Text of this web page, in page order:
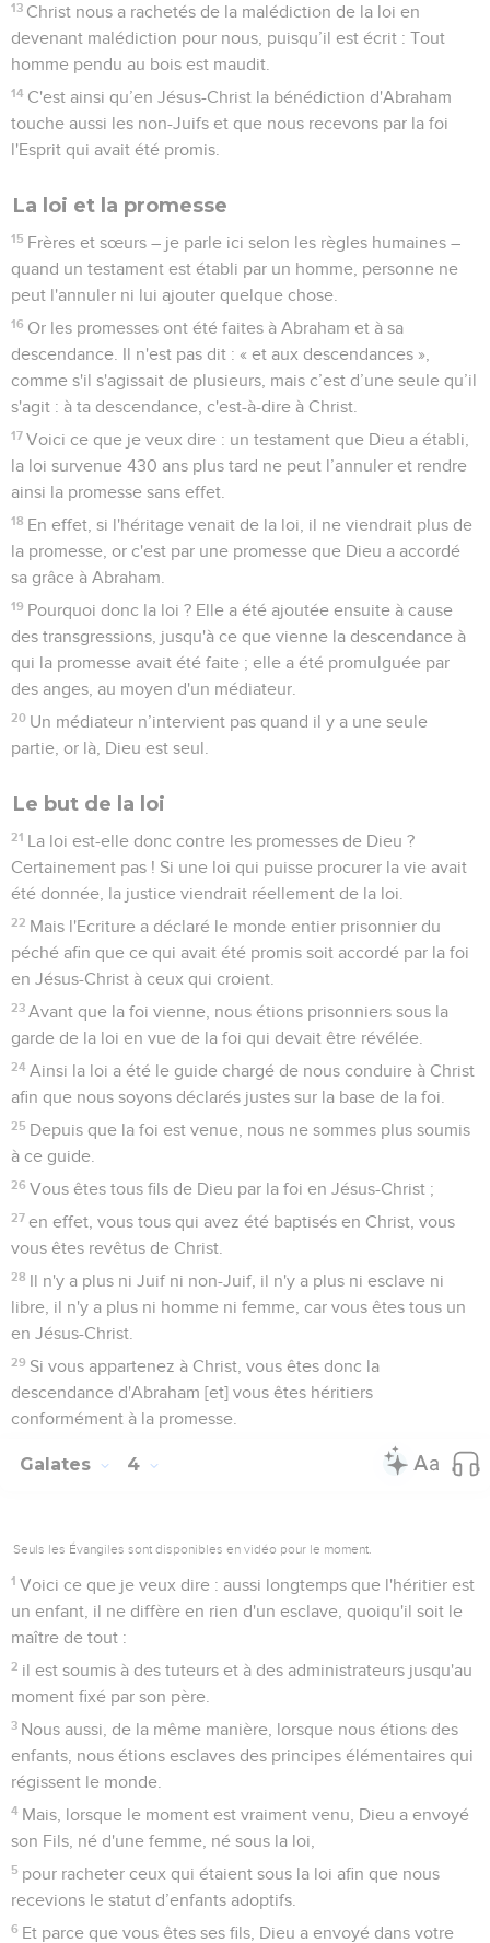
13 Christ nous a rachetés de la malédiction de la loi en
devenant malédiction pour nous, puisqu’il est écrit : Tout
homme pendu au bois est maudit.
14 C'est ainsi qu’en Jésus-Christ la bénédiction d'Abraham
touche aussi les non-Juifs et que nous recevons par la foi
l'Esprit qui avait été promis.
La loi et la promesse
15 Frères et sœurs – je parle ici selon les règles humaines –
quand un testament est établi par un homme, personne ne
peut l'annuler ni lui ajouter quelque chose.
16 Or les promesses ont été faites à Abraham et à sa
descendance. Il n'est pas dit : « et aux descendances »,
comme s'il s'agissait de plusieurs, mais c’est d’une seule qu’il
s'agit : à ta descendance, c'est-à-dire à Christ.
17 Voici ce que je veux dire : un testament que Dieu a établi,
la loi survenue 430 ans plus tard ne peut l’annuler et rendre
ainsi la promesse sans effet.
18 En effet, si l'héritage venait de la loi, il ne viendrait plus de
la promesse, or c'est par une promesse que Dieu a accordé
sa grâce à Abraham.
19 Pourquoi donc la loi ? Elle a été ajoutée ensuite à cause
des transgressions, jusqu'à ce que vienne la descendance à
qui la promesse avait été faite ; elle a été promulguée par
des anges, au moyen d'un médiateur.
20 Un médiateur n’intervient pas quand il y a une seule
partie, or là, Dieu est seul.
Le but de la loi
21 La loi est-elle donc contre les promesses de Dieu ?
Certainement pas ! Si une loi qui puisse procurer la vie avait
été donnée, la justice viendrait réellement de la loi.
22 Mais l'Ecriture a déclaré le monde entier prisonnier du
péché afin que ce qui avait été promis soit accordé par la foi
en Jésus-Christ à ceux qui croient.
23 Avant que la foi vienne, nous étions prisonniers sous la
garde de la loi en vue de la foi qui devait être révélée.
24 Ainsi la loi a été le guide chargé de nous conduire à Christ
afin que nous soyons déclarés justes sur la base de la foi.
25 Depuis que la foi est venue, nous ne sommes plus soumis
à ce guide.
26 Vous êtes tous fils de Dieu par la foi en Jésus-Christ ;
27 en effet, vous tous qui avez été baptisés en Christ, vous
vous êtes revêtus de Christ.
28 Il n'y a plus ni Juif ni non-Juif, il n'y a plus ni esclave ni
libre, il n'y a plus ni homme ni femme, car vous êtes tous un
en Jésus-Christ.
29 Si vous appartenez à Christ, vous êtes donc la
descendance d'Abraham [et] vous êtes héritiers
conformément à la promesse.
Galates 4
Seuls les Évangiles sont disponibles en vidéo pour le moment.
1 Voici ce que je veux dire : aussi longtemps que l'héritier est
un enfant, il ne diffère en rien d'un esclave, quoiqu'il soit le
maître de tout :
2 il est soumis à des tuteurs et à des administrateurs jusqu'au
moment fixé par son père.
3 Nous aussi, de la même manière, lorsque nous étions des
enfants, nous étions esclaves des principes élémentaires qui
régissent le monde.
4 Mais, lorsque le moment est vraiment venu, Dieu a envoyé
son Fils, né d'une femme, né sous la loi,
5 pour racheter ceux qui étaient sous la loi afin que nous
recevions le statut d’enfants adoptifs.
6 Et parce que vous êtes ses fils, Dieu a envoyé dans votre